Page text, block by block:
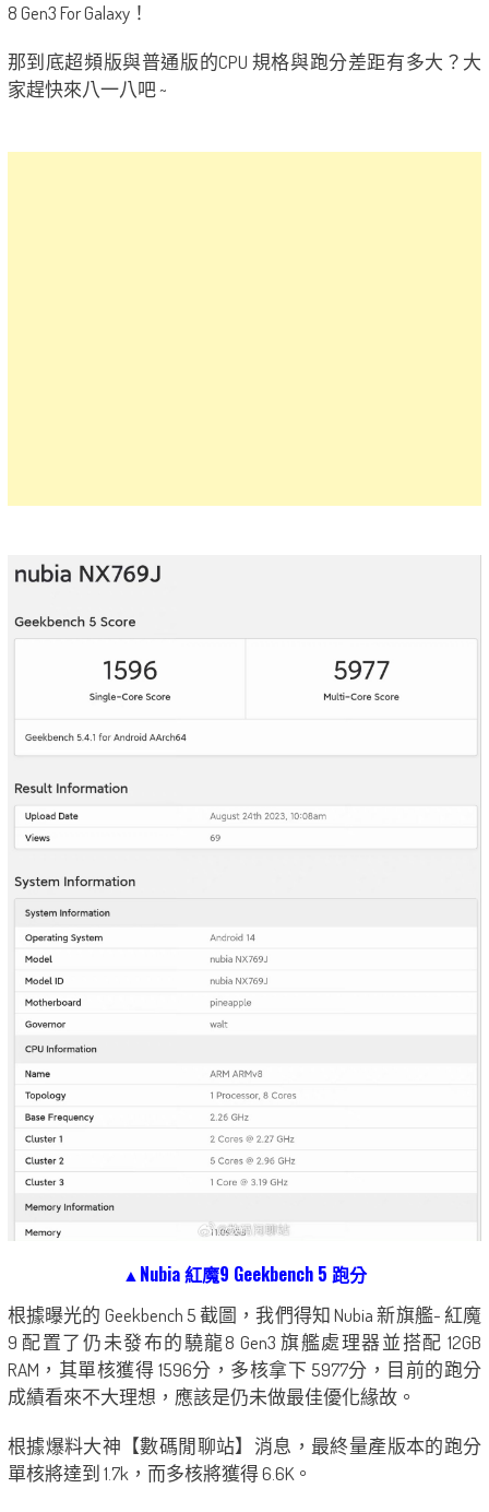
8 Gen3 For Galaxy！
那到底超頻版與普通版的CPU 規格與跑分差距有多大？大
家趕快來八一八吧 ~
▲Nubia 紅魔9 Geekbench 5 跑分
根據曝光的 Geekbench 5 截圖，我們得知 Nubia 新旗艦- 紅魔
9 配置了仍未發布的驍龍8 Gen3 旗艦處理器並搭配 12GB
RAM，其單核獲得 1596分，多核拿下 5977分，目前的跑分
成績看來不大理想，應該是仍未做最佳優化緣故。
根據爆料大神【數碼閒聊站】消息，最終量產版本的跑分
單核將達到 1.7k，而多核將獲得 6.6K。